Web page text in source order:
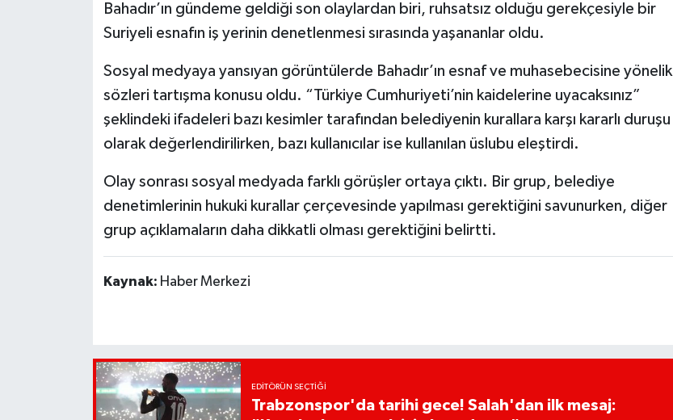
Bahadır’ın gündeme geldiği son olaylardan biri, ruhsatsız olduğu gerekçesiyle bir
Suriyeli esnafın iş yerinin denetlenmesi sırasında yaşananlar oldu.
Sosyal medyaya yansıyan görüntülerde Bahadır’ın esnaf ve muhasebecisine yönelik
sözleri tartışma konusu oldu. “Türkiye Cumhuriyeti’nin kaidelerine uyacaksınız”
şeklindeki ifadeleri bazı kesimler tarafından belediyenin kurallara karşı kararlı duruşu
olarak değerlendirilirken, bazı kullanıcılar ise kullanılan üslubu eleştirdi.
Olay sonrası sosyal medyada farklı görüşler ortaya çıktı. Bir grup, belediye
denetimlerinin hukuki kurallar çerçevesinde yapılması gerektiğini savunurken, diğer
grup açıklamaların daha dikkatli olması gerektiğini belirtti.
Kaynak: Haber Merkezi
EDITÖRÜN SEÇTIĞI
Trabzonspor'da tarihi gece! Salah'dan ilk mesaj: